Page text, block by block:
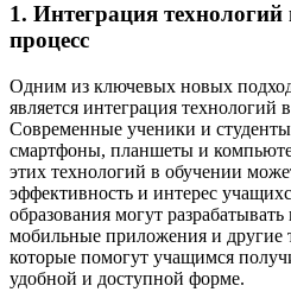
1. Интеграция
процесс
Одним из ключевых новых
является интеграция технологий
Современные ученики и
смартфоны, планшеты и
этих технологий в обучении
эффективность и интерес
образования могут
мобильные приложения и другие
которые помогут учащимся
удобной и доступной форме.